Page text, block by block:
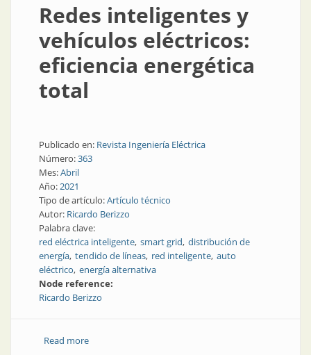
Redes inteligentes y
vehículos eléctricos:
eficiencia energética
total
Publicado en: Revista Ingeniería Eléctrica
Número:363
Mes:Abril
Año:2021
Tipo de artículo:Artículo técnico
Autor: Ricardo Berizzo
Palabra clave:
red eléctrica inteligente smart grid distribución de
energía tendido de líneas red inteligente auto
eléctrico energía alternativa
Node reference:
Ricardo Berizzo
Read moreabout Redes inteligentes y vehículos eléctricos: